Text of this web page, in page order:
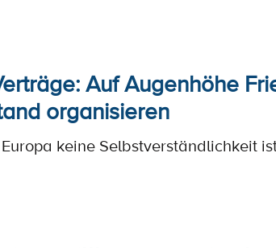
Auf Augenhöhe
organisieren
keine Selbstverständlichkeit